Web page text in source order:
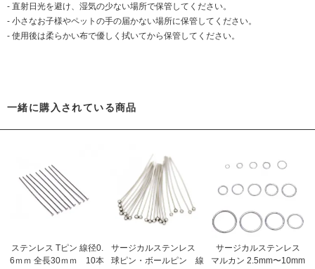
- 直射日光を避け、湿気の少ない場所で保管してください。
- 小さなお子様やペットの手の届かない場所に保管してください。
- 使用後は柔らかい布で優しく拭いてから保管してください。
一緒に購入されている商品
ステンレス Tピン 線径0.
6ｍｍ 全長30ｍｍ 10本
サージカルステンレス
球ピン・ボールピン 線
サージカルステンレス
マルカン 2.5mm〜10mm